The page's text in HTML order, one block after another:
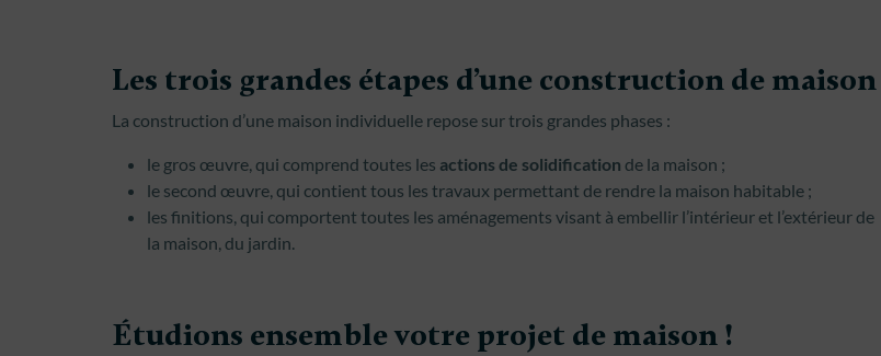
Les trois grandes étapes d’une construction de maison
La construction d’une maison individuelle repose sur trois grandes phases :
le gros œuvre, qui comprend toutes les actions de solidification de la maison ;
le second œuvre, qui contient tous les travaux permettant de rendre la maison habitable ;
les finitions, qui comportent toutes les aménagements visant à embellir l’intérieur et l’extérieur de
la maison, du jardin.
Étudions ensemble votre projet de maison !